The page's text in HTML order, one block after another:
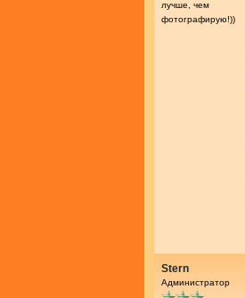
лучше, чем
фотографирую!))
Stern
Администратор